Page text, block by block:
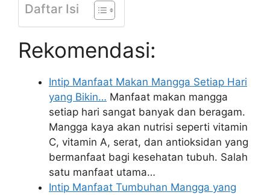
Daftar Isi
Rekomendasi:
Intip Manfaat Makan Mangga Setiap Hari
yang Bikin… Manfaat makan mangga
setiap hari sangat banyak dan beragam.
Mangga kaya akan nutrisi seperti vitamin
C, vitamin A, serat, dan antioksidan yang
bermanfaat bagi kesehatan tubuh. Salah
satu manfaat utama…
Intip Manfaat Tumbuhan Mangga yang